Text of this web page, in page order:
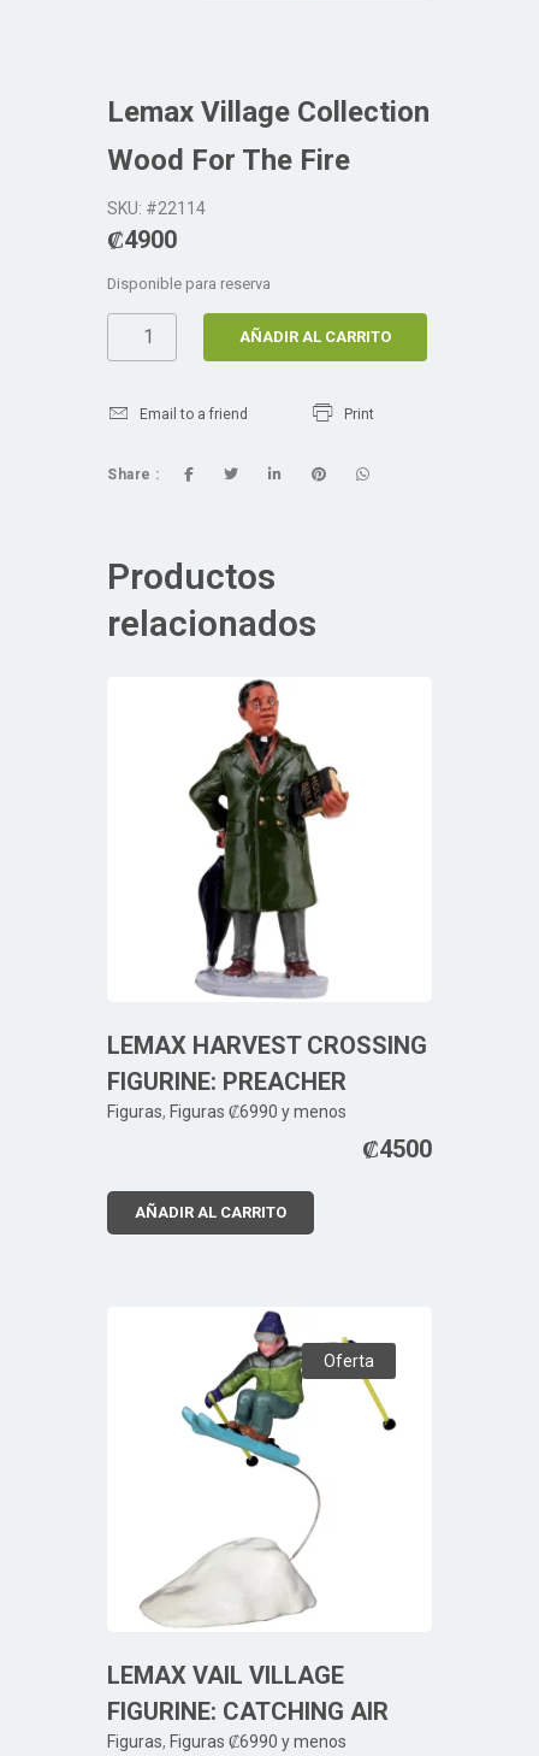
Lemax Village Collection
Wood For The Fire
SKU: #22114
₡4900
Disponible para reserva
AÑADIR AL CARRITO
Email to a friend Print
Share :
Productos
relacionados
LEMAX HARVEST CROSSING
FIGURINE: PREACHER
Figuras, Figuras ₡6990 y menos
₡4500
AÑADIR AL CARRITO
Oferta
LEMAX VAIL VILLAGE
FIGURINE: CATCHING AIR
Figuras, Figuras ₡6990 y menos